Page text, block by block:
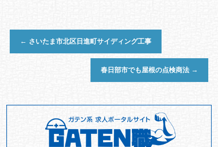
← さいたま市北区日進町サイディング工事
春日部市でも屋根の点検商法 →